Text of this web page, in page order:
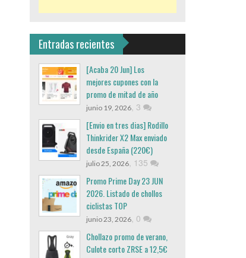
Entradas recientes
[Acaba 20 Jun] Los
mejores cupones con la
promo de mitad de año
junio 19, 2026, 3
[Envio en tres dias] Rodillo
Thinkrider X2 Max enviado
desde España (220€)
julio 25, 2026, 135
Promo Prime Day 23 JUN
2026. Listado de chollos
ciclistas TOP
junio 23, 2026, 0
Chollazo promo de verano,
Culote corto ZRSE a 12,5€